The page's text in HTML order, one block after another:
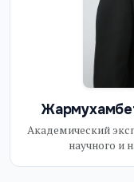
Академический
научного и